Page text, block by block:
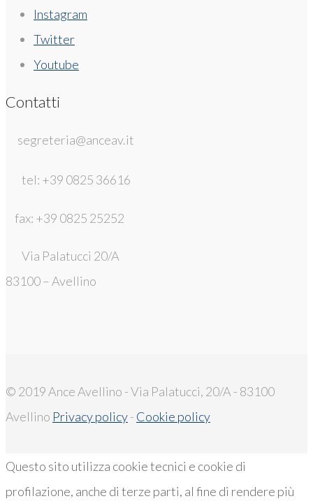
Instagram
Twitter
Youtube
Contatti
segreteria@anceav.it
tel: +39 0825 36616
fax: +39 0825 25252
Via Palatucci 20/A
83100 – Avellino
© 2019 Ance Avellino - Via Palatucci, 20/A - 83100
Avellino Privacy policy- Cookie policy
Questo sito utilizza cookie tecnici e cookie di
profilazione, anche di terze parti, al fine di rendere più